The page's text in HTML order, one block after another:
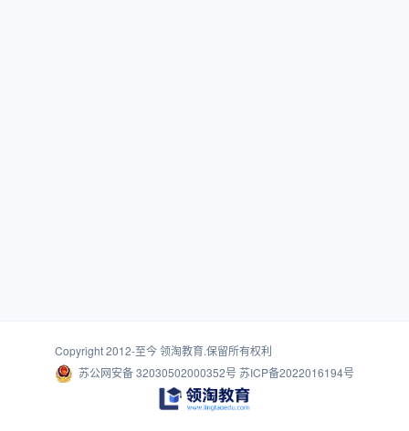
Copyright 2012-至今领淘教育.保留所有权利
苏公网安备 32030502000352号 苏ICP备2022016194号